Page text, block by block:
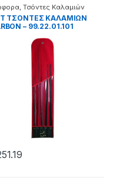
, Τσόντες Καλαμιών
ΤΣΟΝΤΕΣ ΚΑΛΑΜΙΩΝ
– 99.22.01.101